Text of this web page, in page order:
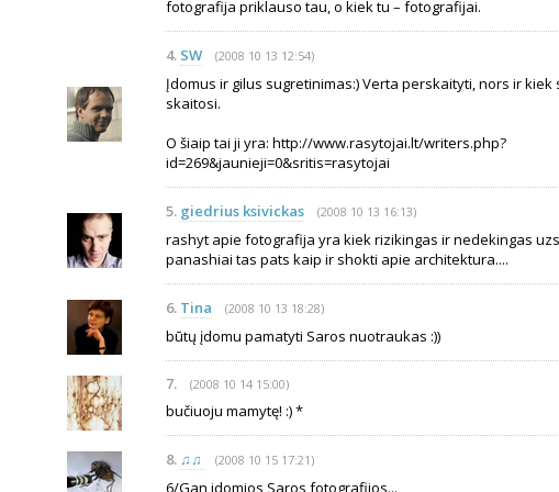
fotografija priklauso tau, o kiek tu – fotografijai.
4. SW (2008 10 13 12:54)
Įdomus ir gilus sugretinimas:) Verta perskaityti, nors ir kiek
skaitosi.
O šiaip tai ji yra: http://www.rasytojai.lt/writers.php?
id=269&jaunieji=0&sritis=rasytojai
5. giedrius ksivickas (2008 10 13 16:13)
rashyt apie fotografija yra kiek rizikingas ir nedekingas
panashiai tas pats kaip ir shokti apie architektura....
6. Tina (2008 10 13 18:28)
būtų įdomu pamatyti Saros nuotraukas :))
7. (2008 10 14 15:00)
bučiuoju mamytę! :) *
8. ♫♫ (2008 10 15 17:21)
6/Gan idomios Saros fotografijos...